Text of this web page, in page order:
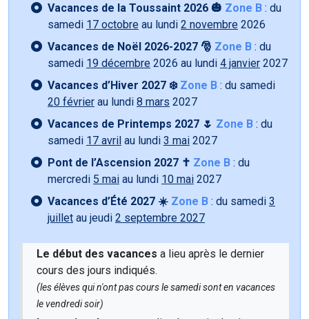
Vacances de la Toussaint 2026 🎃 Zone B : du
samedi 17 octobre au lundi 2 novembre 2026
Vacances de Noël 2026-2027 🎅 Zone B : du
samedi 19 décembre 2026 au lundi 4 janvier 2027
Vacances d’Hiver 2027 ❄️ Zone B : du samedi
20 février au lundi 8 mars 2027
Vacances de Printemps 2027 🌷 Zone B : du
samedi 17 avril au lundi 3 mai 2027
Pont de l’Ascension 2027 ✝️ Zone B : du
mercredi 5 mai au lundi 10 mai 2027
Vacances d’Été 2027 ☀️ Zone B : du samedi 3
juillet au jeudi 2 septembre 2027
Le début des vacances a lieu après le dernier
cours des jours indiqués.
(les élèves qui n'ont pas cours le samedi sont en vacances
le vendredi soir)